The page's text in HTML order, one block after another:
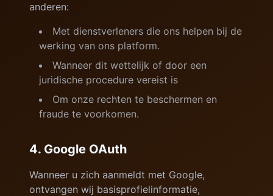
anderen:
Met dienstverleners die ons helpen bij de
werking van ons platform.
Wanneer dit wettelijk of door een
juridische procedure vereist is
Om onze rechten te beschermen en
fraude te voorkomen.
4. Google OAuth
Wanneer u zich aanmeldt met Google,
ontvangen wij basisprofielinformatie,